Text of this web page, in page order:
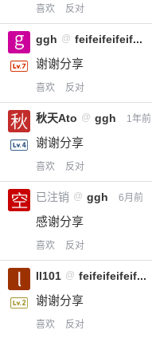
喜欢 反对
ggh @ feifeifeifeif...
谢谢分享
喜欢 反对
秋天Ato @ ggh 1年前
谢谢分享
喜欢 反对
已注销 @ ggh 6月前
感谢分享
喜欢 反对
ll101 @ feifeifeifeif...
谢谢分享
喜欢 反对